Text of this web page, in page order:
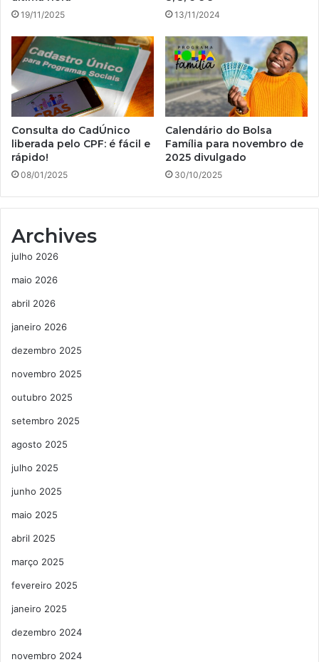
19/11/2025 13/11/2024
Consulta do CadÚnico
liberada pelo CPF: é fácil e
rápido!
08/01/2025
Calendário do Bolsa
Família para novembro de
2025 divulgado
30/10/2025
Archives
julho 2026
maio 2026
abril 2026
janeiro 2026
dezembro 2025
novembro 2025
outubro 2025
setembro 2025
agosto 2025
julho 2025
junho 2025
maio 2025
abril 2025
março 2025
fevereiro 2025
janeiro 2025
dezembro 2024
novembro 2024